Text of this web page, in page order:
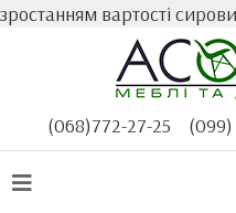
вартості
(068)772-27-25
(099)